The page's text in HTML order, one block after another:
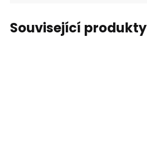
Související produkty